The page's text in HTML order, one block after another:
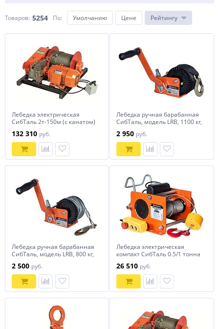
Товаров: 5254 По: Умолчанию Цене Рейтингу
Лебедка электрическая
СибТаль 2т-150м (с канатом)
132 310 руб.
Лебедка ручная барабанная
СибТаль, модель LRB, 1100 кг,
2 950 руб.
Лебедка ручная барабанная
СибТаль, модель LRB, 800 кг,
2 500 руб.
Лебедка электрическая
компакт СибТаль 0.5/1 тонна
26 510 руб.